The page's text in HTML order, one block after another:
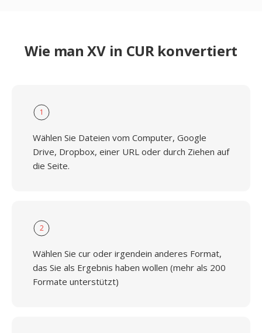
Wie man XV in CUR konvertiert
1
Wählen Sie Dateien vom Computer, Google
Drive, Dropbox, einer URL oder durch Ziehen auf
die Seite.
2
Wählen Sie cur oder irgendein anderes Format,
das Sie als Ergebnis haben wollen (mehr als 200
Formate unterstützt)